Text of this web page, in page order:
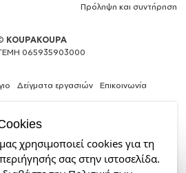
Πρόληψη και συντήρηση
KOUPAKOUPA
065935903000
Δείγματα εργασιών Επικοινωνία
Expert
Web
χρησιμοποιεί cookies για τη
σας στην ιστοσελίδα.